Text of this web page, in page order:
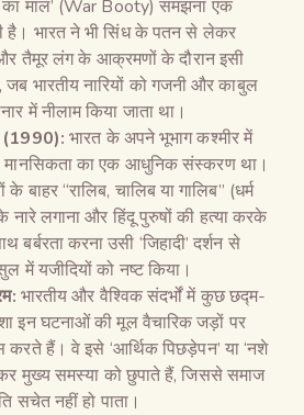
का माल’ (War Booty) समझना एक
है। भारत ने भी सिंध के पतन से लेकर
तैमूर लंग के आक्रमणों के दौरान इसी
जब भारतीय नारियों को गजनी और काबुल
में नीलाम किया जाता था।
(1990): भारत के अपने भूभाग कश्मीर में
का एक आधुनिक संस्करण था।
बाहर “रालिब, चालिब या गालिब” (धर्म
नारे लगाना और हिंदू पुरुषों की हत्या करके
करना उसी ‘जिहादी’ दर्शन से
में यजीदियों को नष्ट किया।
भारतीय और वैश्विक संदर्भों में कुछ छद्म-
इन घटनाओं की मूल वैचारिक जड़ों पर
करते हैं। वे इसे ‘आर्थिक पिछड़ेपन’ या ‘नशे
मुख्य समस्या को छुपाते हैं, जिससे समाज
सचेत नहीं हो पाता।